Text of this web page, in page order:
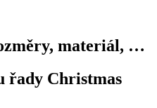
materiál, …
řady Christmas